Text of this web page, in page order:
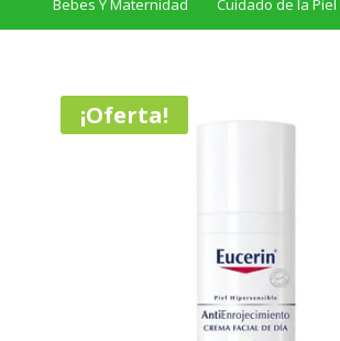
Bebes Y Maternidad Cuidado de la Piel
¡Oferta!